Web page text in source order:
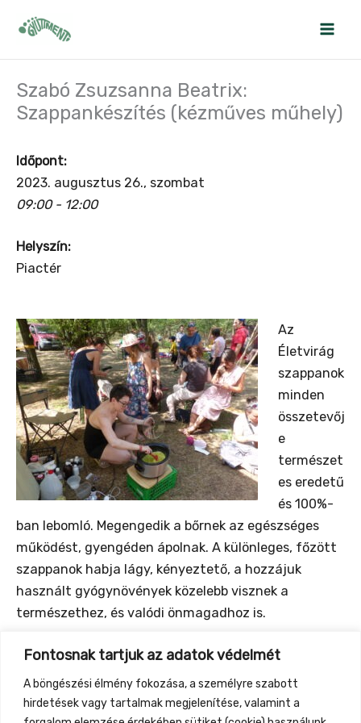
Fontosnak tartjuk az adatok védelmét
A böngészési élmény fokozása, a személyre szabott
hirdetések vagy tartalmak megjelenítése, valamint a
Szabó Zsuzsanna Beatrix:
Szappankészítés (kézműves műhely)
Időpont:
2023. augusztus 26., szombat
09:00 - 12:00
Helyszín:
Piactér
Az
Életvirág
szappanok
minden
összetevőj
e
természet
es eredetű
és 100%-
ban lebomló. Megengedik a bőrnek az egészséges
működést, gyengéden ápolnak. A különleges, főzött
szappanok habja lágy, kényeztető, a hozzájuk
használt gyógynövények közelebb visznek a
természethez, és valódi önmagadhoz is.
A piactéren ezekkel a portékákkal vár Szabó
Zsuzsanna Beatrix: szappan, szappantartó, méz,
mosható intim kellékek, mosható konyhai és